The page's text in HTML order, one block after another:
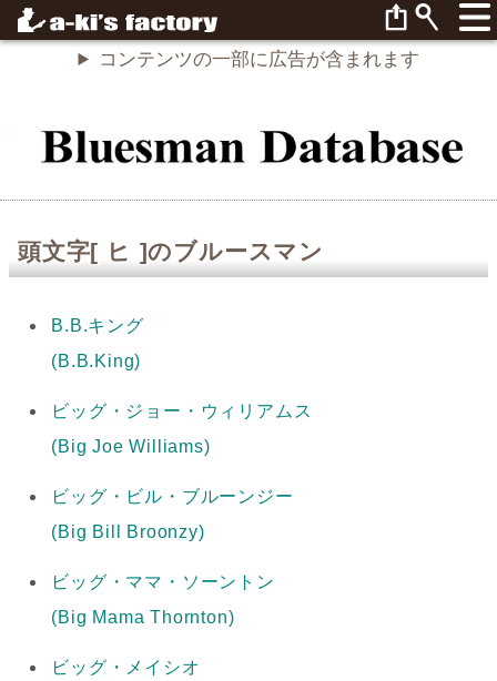
頭文字[ ヒ ]のブルースマン
B.B.キング
(B.B.King)
ビッグ・ジョー・ウィリアムス
(Big Joe Williams)
ビッグ・ビル・ブルーンジー
(Big Bill Broonzy)
ビッグ・ママ・ソーントン
(Big Mama Thornton)
ビッグ・メイシオ
コンテンツの一部に広告が含まれます